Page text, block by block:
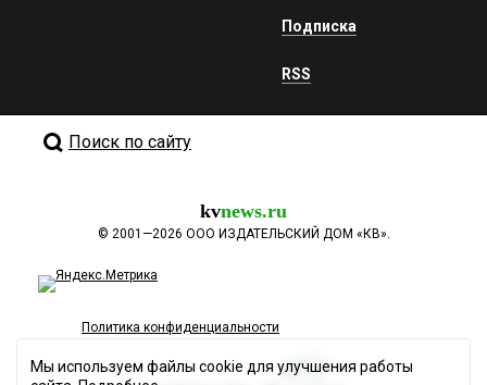
Подписка
RSS
Поиск по сайту
kvnews.ru
© 2001—2026 ООО ИЗДАТЕЛЬСКИЙ ДОМ «КВ».
Политика конфиденциальности
Мы используем файлы cookie для улучшения работы